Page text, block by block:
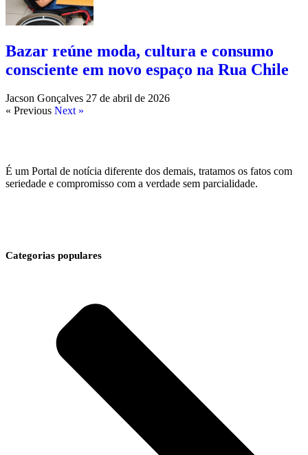
Bazar reúne moda, cultura e consumo
consciente em novo espaço na Rua Chile
Jacson Gonçalves 27 de abril de 2026
« Previous Next »
É um Portal de notícia diferente dos demais, tratamos os fatos com
seriedade e compromisso com a verdade sem parcialidade.
Categorias populares